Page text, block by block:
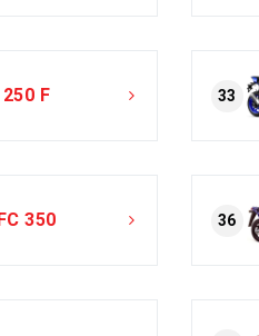
F 33
350 36